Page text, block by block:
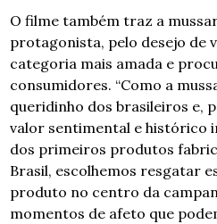
O filme também traz a
protagonista, pelo desejo de
categoria mais amada e
consumidores. “Como a
queridinho dos brasileiros e,
valor sentimental e histórico
dos primeiros produtos
Brasil, escolhemos resgatar
produto no centro da
momentos de afeto que